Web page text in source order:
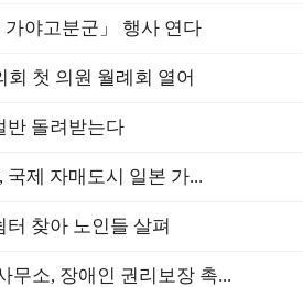
가야고분군」 행사 연다
회 첫 의원 월례회 열어
반 돌려받는다
제 자매도시 일본 가...
찾아 노인들 살펴
무소, 장애인 권리보장 촉...